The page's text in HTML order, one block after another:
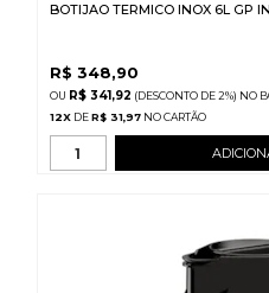
BOTIJAO TERMICO INOX 6L GP
R$ 348,90
R$ 341,92 (DESCONTO DE 2%) NO
12X DE R$ 31,97